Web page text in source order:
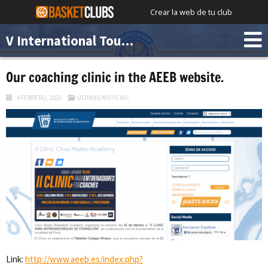
Crear la web de tu club
V International Tournament Chus Mateo Academy
Our coaching clinic in the AEEB website.
4 FEBRERO, 2020 ÚLTIMAS NOTICIAS
Link: http://www.aeeb.es/index.php?